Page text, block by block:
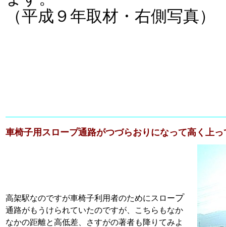
（平成９年取材・右側写真）
車椅子用スロープ通路がつづらおりになって高く上っ
高架駅なのですが車椅子利用者のためにスロープ
通路がもうけられていたのですが、こちらもなか
なかの距離と高低差、さすがの著者も降りてみよ